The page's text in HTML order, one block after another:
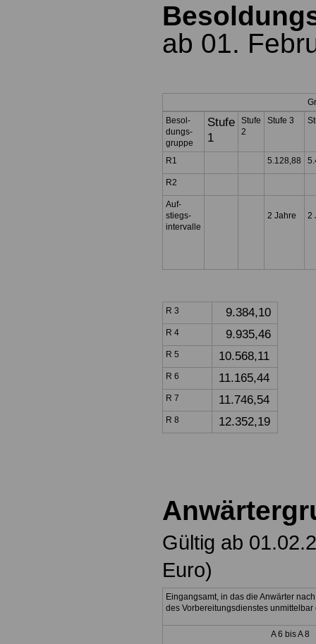
ab 01.
Besol-
dungs-
gruppe
Stufe
1
Stufe
2
Stufe 3
R1 5.128,88
R2
Auf-
stiegs-
intervalle
2 Jahre 2
R 3 9.384,10
R 4 9.935,46
R 5 10.568,11
R 6 11.165,44
R 7 11.746,54
R 8 12.352,19
Gültig ab
Euro)
Eingangsamt, in das die Anwärter
des Vorbereitungsdienstes unmittelbar
A 6 bis A 8